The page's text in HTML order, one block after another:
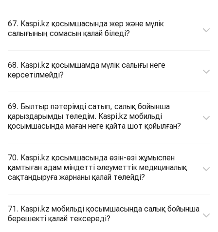
67. Kaspi.kz қосымшасында жер және мүлік
салығының сомасын қалай біледі?
68. Kaspi.kz қосымшамда мүлік салығы неге
көрсетілмейді?
69. Былтыр пәтерімді сатып, салық бойынша
қарыздарымды төледім. Kaspi.kz мобильді
қосымшасында маған неге қайта шот қойылған?
70. Kaspi.kz қосымшасында өзін-өзі жұмыспен
қамтыған адам міндетті әлеуметтік медициналық
сақтандыруға жарнаны қалай төлейді?
71. Kaspi.kz мобильді қосымшасында салық бойынша
берешекті қалай тексереді?